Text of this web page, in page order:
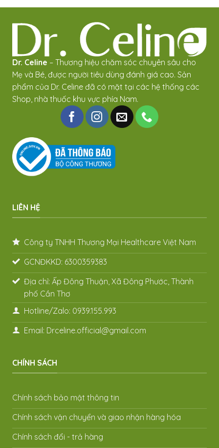
Dr. Celine – Thương hiệu chăm sóc chuyên sâu cho
Mẹ và Bé, được người tiêu dùng đánh giá cao. Sản
phẩm của Dr. Celine đã có mặt tại các hệ thống các
Shop, nhà thuốc khu vực phía Nam.
LIÊN HỆ
Công ty TNHH Thương Mại Healthcare Việt Nam
GCNĐKKD: 6300359383
Địa chỉ: Ấp Đông Thuận, Xã Đông Phước, Thành
phố Cần Thơ
Hotline/Zalo: 0939.155.993
Email: Drceline.official@gmail.com
CHÍNH SÁCH
Chính sách bảo mật thông tin
Chính sách vận chuyển và giao nhận hàng hóa
Chính sách đổi - trả hàng